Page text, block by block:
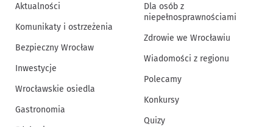
Aktualności
Komunikaty i ostrzeżenia
Bezpieczny Wrocław
Inwestycje
Wrocławskie osiedla
Gastronomia
Dla osób z
niepełnosprawnościami
Zdrowie we Wrocławiu
Wiadomości z regionu
Polecamy
Konkursy
Quizy